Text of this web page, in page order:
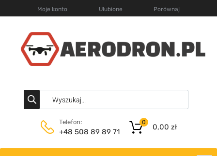
Moje konto Ulubione Porównaj
Telefon:
+48 508 89 89 71
0,00 zł
0